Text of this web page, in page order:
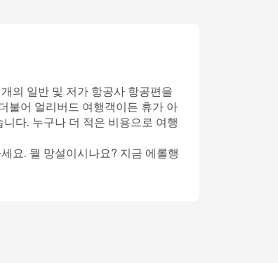
의 일반 및 저가 항공사 항공편을
불어 얼리버드 여행객이든 휴가 아
다. 누구나 더 적은 비용으로 여행
요. 뭘 망설이시나요? 지금 에롤행